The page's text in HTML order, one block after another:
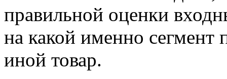
правильной оценки
на какой именно сегмент
иной товар.